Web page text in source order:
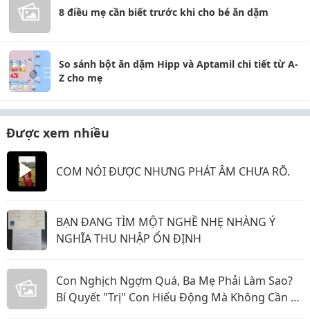
8 điều mẹ cần biết trước khi cho bé ăn dặm
So sánh bột ăn dặm Hipp và Aptamil chi tiết từ A-
Z cho mẹ
Được xem nhiều
COM NÓI ĐƯỢC NHƯNG PHÁT ÂM CHƯA RÕ.
BẠN ĐANG TÌM MỘT NGHỀ NHẸ NHÀNG Ý
NGHĨA THU NHẬP ỔN ĐỊNH
Con Nghịch Ngợm Quá, Ba Mẹ Phải Làm Sao?
Bí Quyết "Trị" Con Hiếu Động Mà Không Cần La